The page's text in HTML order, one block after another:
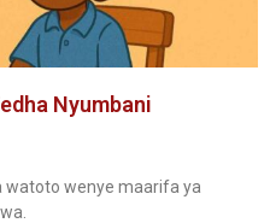
Nyumbani
watoto wenye maarifa ya